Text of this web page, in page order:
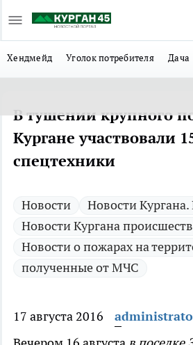
Хендмейд Уголок потребителя Дача
В тушении крупного
Кургане участвовали
спецтехники
Новости
Новости
Новости Кургана
Новости о пожарах на
полученные от МЧС
17 августа 2016